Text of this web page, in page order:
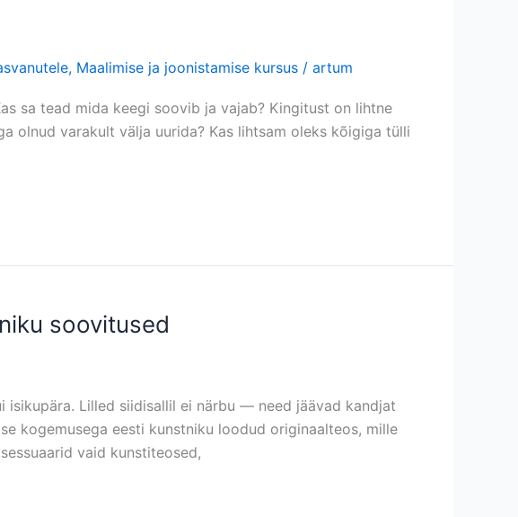
, Maalimise ja joonistamise kursus / artum
sa tead mida keegi soovib ja vajab? Kingitust on lihtne
olnud varakult välja uurida? Kas lihtsam oleks kõigiga tülli
soovitused
isikupära. Lilled siidisallil ei närbu — need jäävad kandjat
kogemusega eesti kunstniku loodud originaalteos, mille
vaid kunstiteosed,